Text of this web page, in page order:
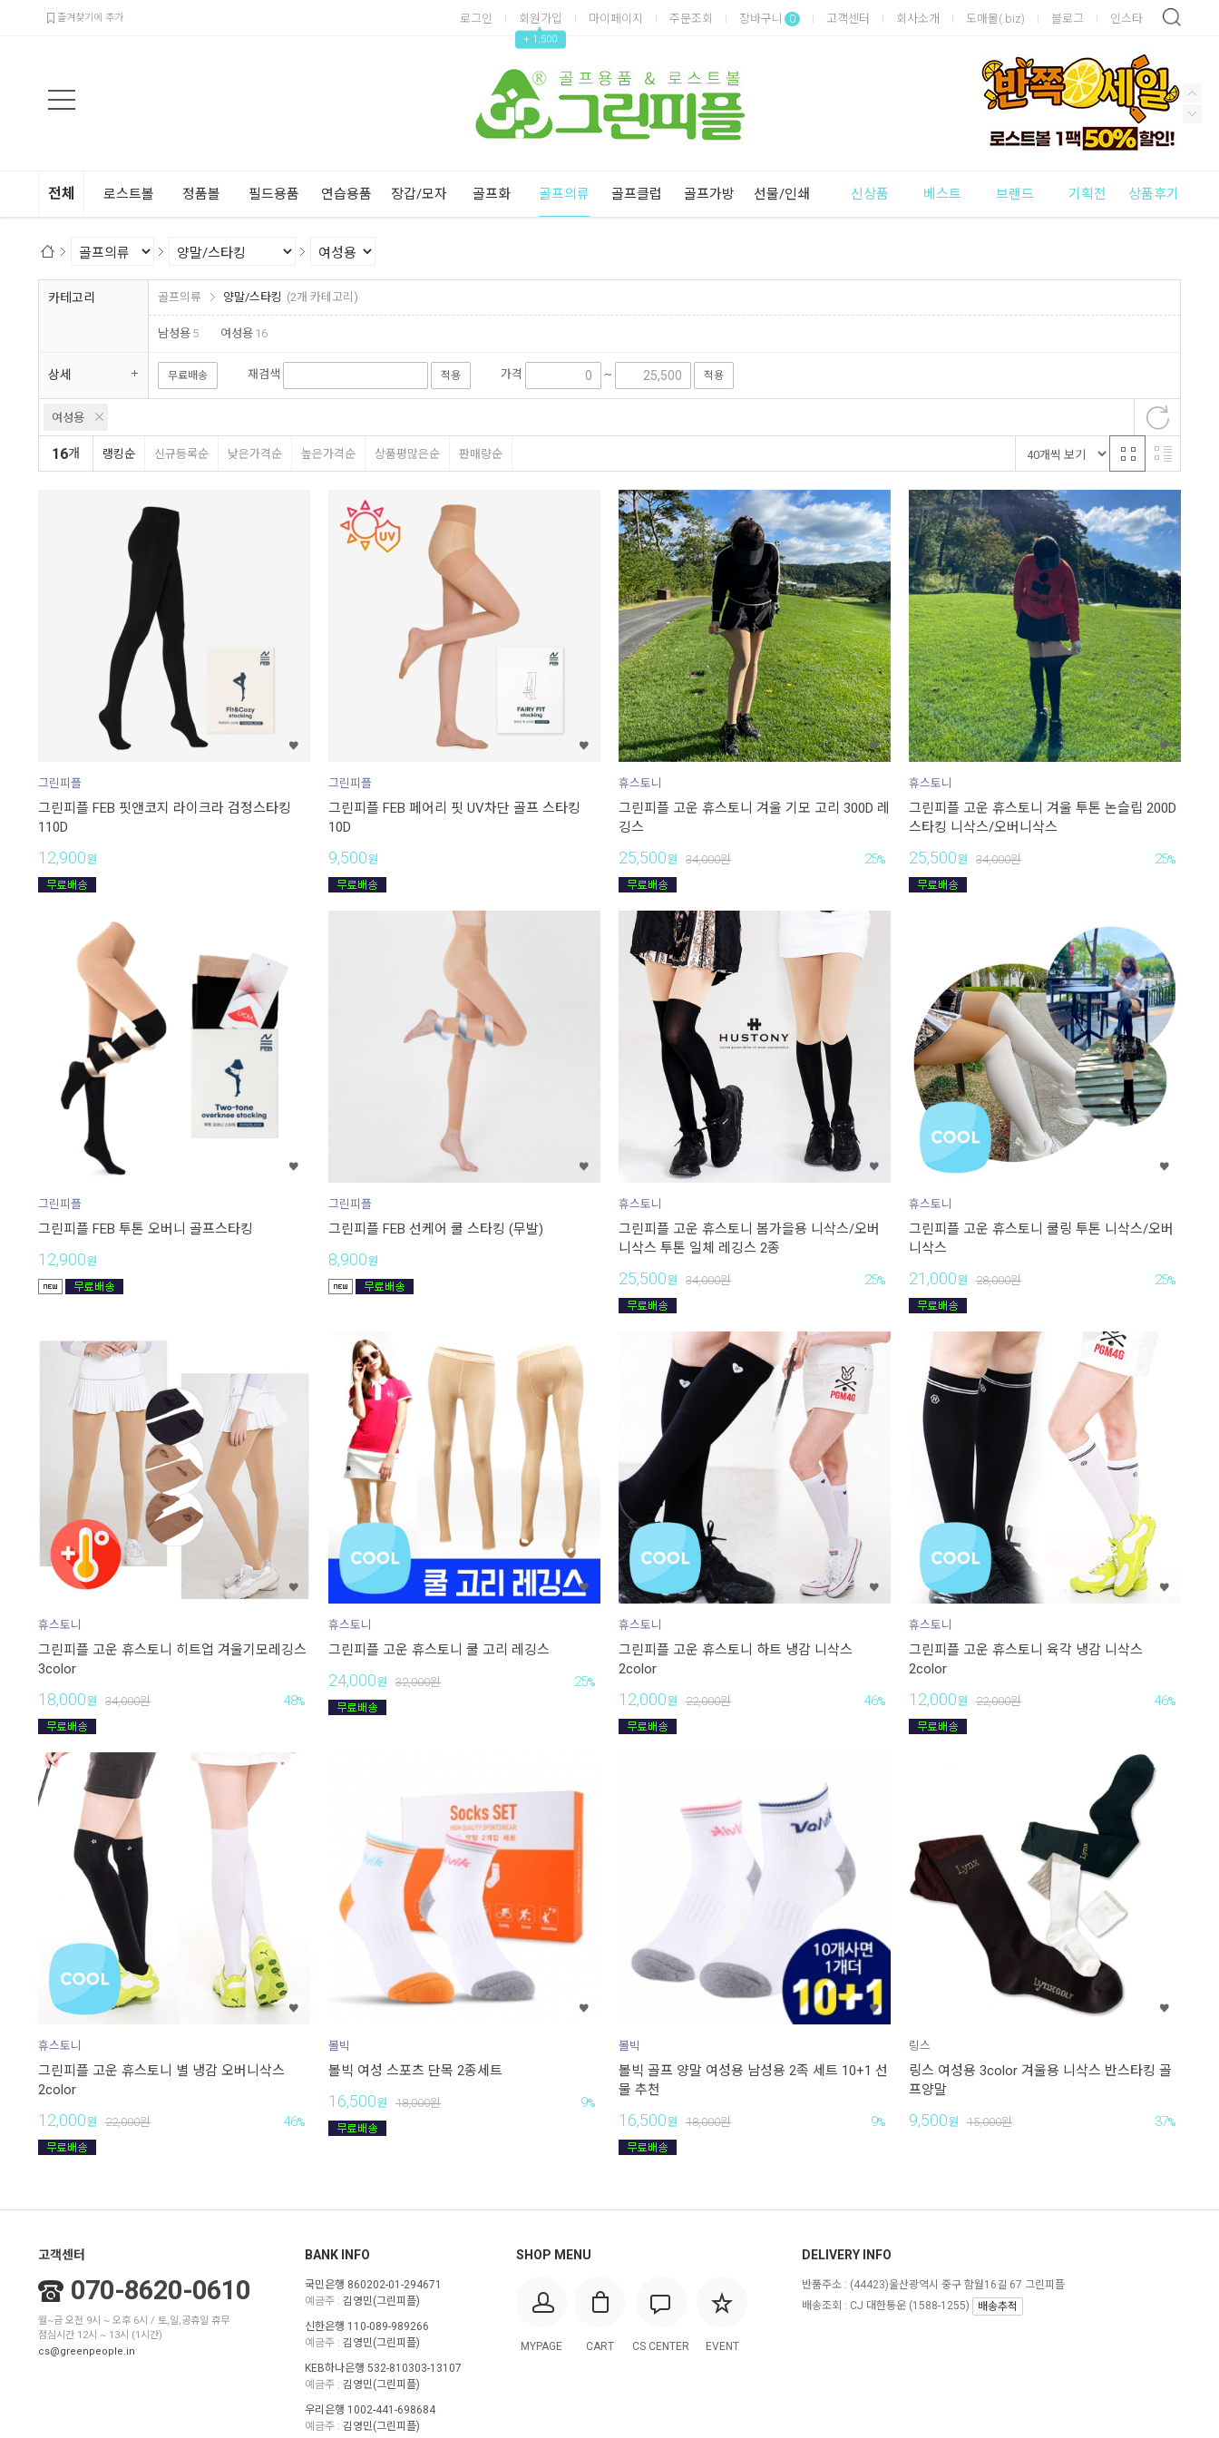
즐겨찾기에 추가 로그인 회원가입
▲
+ 1,500
마이페이지 주문조회 장바구니 0 고객센터 회사소개 도매몰(.biz) 블로그 인스타
Previous
Next
전체 로스트볼 정품볼 필드용품 연습용품 장갑/모자 골프화 골프의류 골프클럽 골프가방 선물/인쇄 신상품 베스트 브랜드 기획전 상품후기
카테고리 골프의류 양말/스타킹 (2개 카테고리)
남성용 5 여성용 16
상세 무료배송 재검색 적용 가격 ~ 적용
여성용
16개 랭킹순 신규등록순 낮은가격순 높은가격순 상품평많은순 판매량순
그린피플
그린피플 FEB 핏앤코지 라이크라 검정스타킹
110D
12,900원
그린피플
그린피플 FEB 페어리 핏 UV차단 골프 스타킹
10D
9,500원
휴스토니
그린피플 고운 휴스토니 겨울 기모 고리 300D 레
깅스
25,500원 34,000원 25%
휴스토니
그린피플 고운 휴스토니 겨울 투톤 논슬립 200D
스타킹 니삭스/오버니삭스
25,500원 34,000원 25%
그린피플
그린피플 FEB 투톤 오버니 골프스타킹
12,900원
그린피플
그린피플 FEB 선케어 쿨 스타킹 (무발)
8,900원
휴스토니
그린피플 고운 휴스토니 봄가을용 니삭스/오버
니삭스 투톤 일체 레깅스 2종
25,500원 34,000원 25%
휴스토니
그린피플 고운 휴스토니 쿨링 투톤 니삭스/오버
니삭스
21,000원 28,000원 25%
휴스토니
그린피플 고운 휴스토니 히트업 겨울기모레깅스
3color
18,000원 34,000원 48%
휴스토니
그린피플 고운 휴스토니 쿨 고리 레깅스
24,000원 32,000원 25%
휴스토니
그린피플 고운 휴스토니 하트 냉감 니삭스
2color
12,000원 22,000원 46%
휴스토니
그린피플 고운 휴스토니 육각 냉감 니삭스
2color
12,000원 22,000원 46%
휴스토니
그린피플 고운 휴스토니 별 냉감 오버니삭스
2color
12,000원 22,000원 46%
볼빅
볼빅 여성 스포츠 단목 2종세트
16,500원 18,000원 9%
볼빅
볼빅 골프 양말 여성용 남성용 2족 세트 10+1 선
물 추천
16,500원 18,000원 9%
링스
링스 여성용 3color 겨울용 니삭스 반스타킹 골
프양말
9,500원 15,000원 37%
고객센터
070-8620-0610
월~금 오전 9시 ~ 오후 6시 / 토,일,공휴일 휴무
점심시간 12시 ~ 13시 (1시간)
cs@greenpeople.in
BANK INFO
국민은행 860202-01-294671
예금주 : 김영민(그린피플)
신한은행 110-089-989266
예금주 : 김영민(그린피플)
KEB하나은행 532-810303-13107
예금주 : 김영민(그린피플)
우리은행 1002-441-698684
예금주 : 김영민(그린피플)
SHOP MENU
MYPAGE CART CS CENTER EVENT
DELIVERY INFO
반품주소 : (44423)울산광역시 중구 함월16길 67 그린피플
배송조회 : CJ 대한통운 (1588-1255)
배송추적